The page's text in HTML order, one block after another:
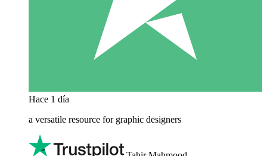
Hace 1 día
a versatile resource for graphic designers